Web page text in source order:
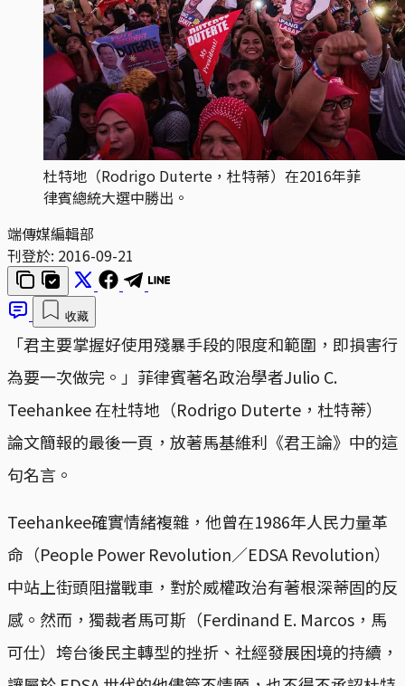
杜特地（Rodrigo Duterte，杜特蒂）在2016年菲
律賓總統大選中勝出。
端傳媒編輯部
刊登於: 2016-09-21
收藏
「君主要掌握好使用殘暴手段的限度和範圍，即損害行
為要一次做完。」菲律賓著名政治學者Julio C.
Teehankee 在杜特地（Rodrigo Duterte，杜特蒂）
論文簡報的最後一頁，放著馬基維利《君王論》中的這
句名言。
Teehankee確實情緒複雜，他曾在1986年人民力量革
命（People Power Revolution／EDSA Revolution）
中站上街頭阻擋戰車，對於威權政治有著根深蒂固的反
感。然而，獨裁者馬可斯（Ferdinand E. Marcos，馬
可仕）垮台後民主轉型的挫折、社經發展困境的持續，